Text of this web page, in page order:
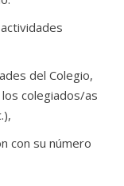
del Colegio,
colegiados/as
con su número